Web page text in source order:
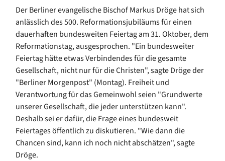
Der Berliner evangelische Bischof Markus Dröge hat sich
anlässlich des 500. Reformationsjubiläums für einen
dauerhaften bundesweiten Feiertag am 31. Oktober, dem
Reformationstag, ausgesprochen. "Ein bundesweiter
Feiertag hätte etwas Verbindendes für die gesamte
Gesellschaft, nicht nur für die Christen", sagte Dröge der
"Berliner Morgenpost" (Montag). Freiheit und
Verantwortung für das Gemeinwohl seien "Grundwerte
unserer Gesellschaft, die jeder unterstützen kann".
Deshalb sei er dafür, die Frage eines bundesweit
Feiertages öffentlich zu diskutieren. "Wie dann die
Chancen sind, kann ich noch nicht abschätzen", sagte
Dröge.